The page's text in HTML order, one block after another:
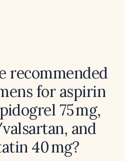
recommended
for aspirin
75 mg,
and
40 mg?